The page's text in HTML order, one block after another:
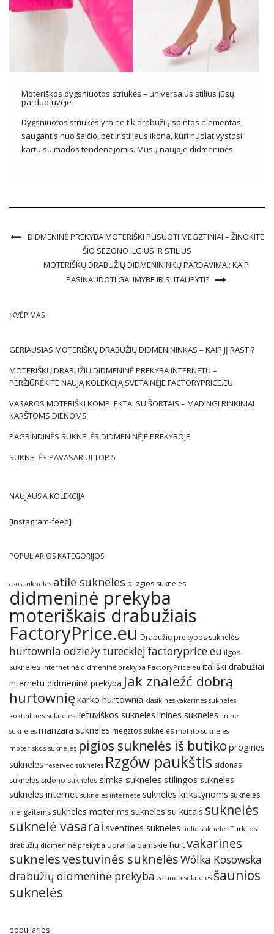
Moteriškos dygsniuotos striukės – universalus stilius jūsų
parduotuvėje
Dygsniuotos striukės yra ne tik drabužių spintos elementas,
saugantis nuo šalčio, bet ir stiliaus ikona, kuri nuolat vystosi
kartu su mados tendencijomis. Mūsų naujoje didmeninės
DIDMENINĖ PREKYBA MOTERIŠKI PLISUOTI MEGZTINIAI – ŽINOKITE
ŠIO SEZONO ILGIUS IR STILIUS
MOTERIŠKŲ DRABUŽIŲ DIDMENININKŲ PARDAVIMAI: KAIP
PASINAUDOTI GALIMYBE IR SUTAUPYTI?
ĮKVĖPIMAS
GERIAUSIAS MOTERIŠKŲ DRABUŽIŲ DIDMENININKAS – KAIP JĮ RASTI?
MOTERIŠKŲ DRABUŽIŲ DIDMENINĖ PREKYBA INTERNETU –
PERŽIŪRĖKITE NAUJĄ KOLEKCIJĄ SVETAINĖJE FACTORYPRICE.EU
VASAROS MOTERIŠKI KOMPLEKTAI SU ŠORTAIS – MADINGI RINKINIAI
KARŠTOMS DIENOMS
PAGRINDINĖS SUKNELĖS DIDMENINĖJE PREKYBOJE
SUKNELĖS PAVASARIUI TOP 5
NAUJAUSIA KOLEKCIJA
[instagram-feed]
POPULIARIOS KATEGORIJOS
asos sukneles atile sukneles blizgios sukneles
didmeninė prekyba
moteriškais drabužiais
FactoryPrice.eu Drabužių prekybos suknelės
hurtownia odzieży tureckiej factoryprice.eu ilgos
sukneles internetinė didmeninė prekyba FactoryPrice.eu itališki drabužiai
internetu didmeninė prekyba Jak znaleźć dobrą
hurtowniękarko hurtownia klasikines vakarines sukneles
kokteilines sukneles lietuviškos sukneles linines sukneles linine
sukneles manzara sukneles megztos sukneles mohito sukneles
moteriskos sukneles pigios suknelės iš butiko progines
sukneles reserved sukneles Rzgów paukštis sidonas
sukneles sidono suknelessimka sukneles stilingos sukneles
sukneles internet sukneles internete sukneles krikstynoms sukneles
mergaitemssukneles moterims sukneles su kutais suknelės
suknelė vasarai sventines sukneles tiulio sukneles Turkijos
drabužių didmeninė prekyba ubrania damskie hurtvakarines
suknelesvestuvinės suknelėsWólka Kosowska
drabužių didmeninė prekyba zalando sukneles šaunios
suknelės
populiarios